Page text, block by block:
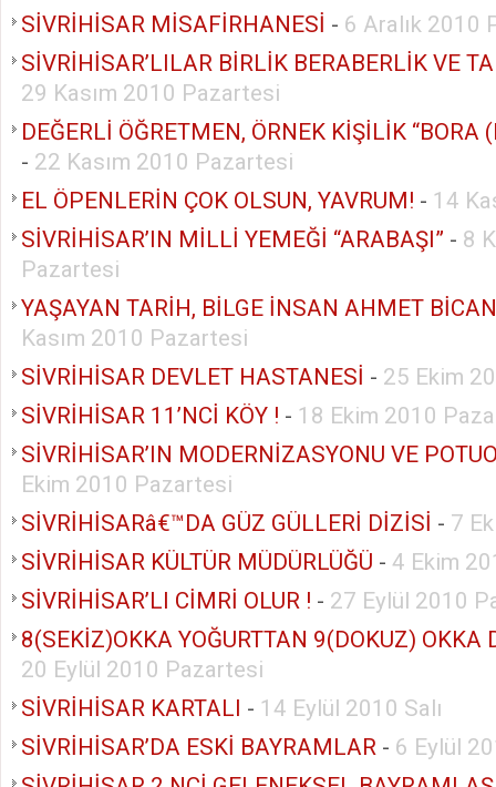
SİVRİHİSAR MİSAFİRHANESİ - 6 Aralık 2010
SİVRİHİSAR’LILAR BİRLİK BERABERLİK VE
29 Kasım 2010 Pazartesi
DEĞERLİ ÖĞRETMEN, ÖRNEK KİŞİLİK “BORA
- 22 Kasım 2010 Pazartesi
EL ÖPENLERİN ÇOK OLSUN, YAVRUM! - 14
SİVRİHİSAR’IN MİLLİ YEMEĞİ “ARABAŞI” - 8
Pazartesi
YAŞAYAN TARİH, BİLGE İNSAN AHMET
Kasım 2010 Pazartesi
SİVRİHİSAR DEVLET HASTANESİ - 25 Ekim
SİVRİHİSAR 11’NCİ KÖY ! - 18 Ekim 2010
SİVRİHİSAR’IN MODERNİZASYONU VE
Ekim 2010 Pazartesi
SİVRİHİSARâ€™DA GÜZ GÜLLERİ DİZİSİ - 7
SİVRİHİSAR KÜLTÜR MÜDÜRLÜĞÜ - 4 Ekim
SİVRİHİSAR’LI CİMRİ OLUR ! - 27 Eylül 2010
8(SEKİZ)OKKA YOĞURTTAN 9(DOKUZ) OKKA
20 Eylül 2010 Pazartesi
SİVRİHİSAR KARTALI - 14 Eylül 2010 Salı
SİVRİHİSAR’DA ESKİ BAYRAMLAR - 6 Eylül